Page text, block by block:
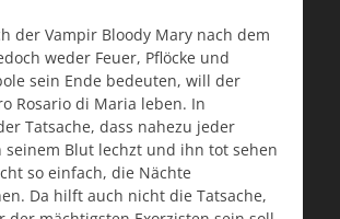
der Vampir Bloody Mary nach dem
weder Feuer, Pflöcke und
sein Ende bedeuten, will der
Rosario di Maria leben. In
Tatsache, dass nahezu jeder
seinem Blut lechzt und ihn tot sehen
so einfach, die Nächte
Da hilft auch nicht die Tatsache,